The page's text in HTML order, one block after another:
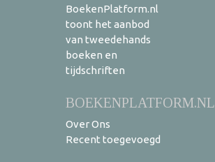
BoekenPlatform.nl
toont het aanbod
van tweedehands
boeken en
tijdschriften
BOEKENPLATFORM.NL
Over Ons
Recent toegevoegd